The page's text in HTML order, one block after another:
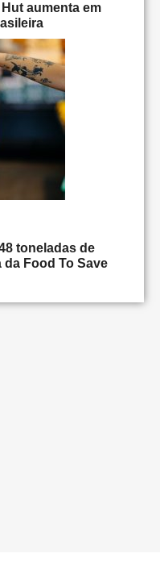
aumenta em
toneladas de
Food To Save